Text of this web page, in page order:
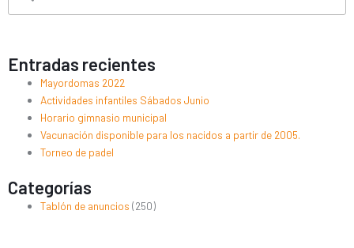
Entradas recientes
Mayordomas 2022
Actividades infantiles Sábados Junio
Horario gimnasio municipal
Vacunación disponible para los nacidos a partir de 2005.
Torneo de padel
Categorías
Tablón de anuncios (250)